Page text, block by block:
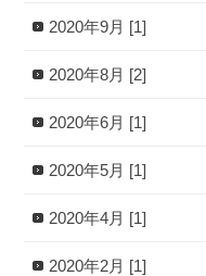
2020年9月 [1]
2020年8月 [2]
2020年6月 [1]
2020年5月 [1]
2020年4月 [1]
2020年2月 [1]